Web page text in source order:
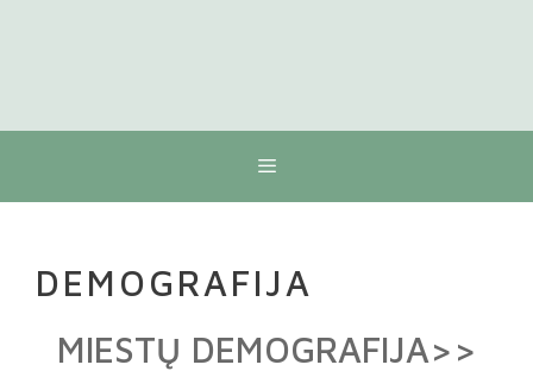
DEMOGRAFIJA
MIESTŲ DEMOGRAFIJA>>